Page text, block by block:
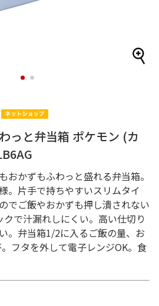
1 2
っと弁当箱 ポケモン (カ
おかずもふわっと盛れる弁当箱。
。片手で持ちやすいスリムタイ
でご飯やおかずも押し潰されない
で汁漏れしにくい。高い仕切り
。弁当箱1/2に入るご飯の量、お
フタを外して電子レンジOK。食